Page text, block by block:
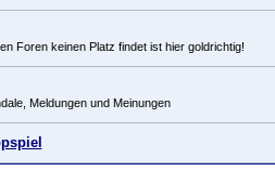
Foren keinen Platz findet ist hier goldrichtig!
Meldungen und Meinungen